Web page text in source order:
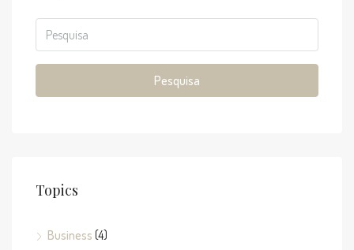
Pesquisa
Topics
Business (4)